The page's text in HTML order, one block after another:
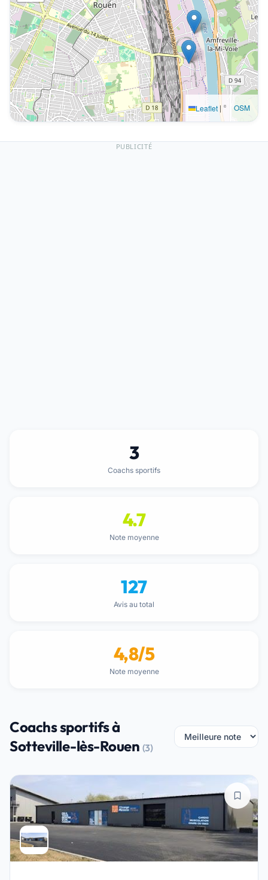
Leaflet |© OSM
PUBLICITÉ
3
Coachs sportifs
4.7
Note moyenne
127
Avis au total
4,8/5
Note moyenne
Coachs sportifs à
Sotteville-lès-Rouen (3)